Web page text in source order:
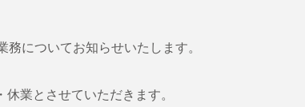
についてお知らせいたします。
業とさせていただきます。